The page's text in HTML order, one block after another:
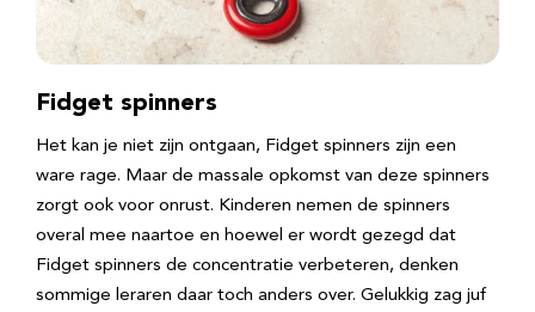
Fidget spinners
Het kan je niet zijn ontgaan, Fidget spinners zijn een
ware rage. Maar de massale opkomst van deze spinners
zorgt ook voor onrust. Kinderen nemen de spinners
overal mee naartoe en hoewel er wordt gezegd dat
Fidget spinners de concentratie verbeteren, denken
sommige leraren daar toch anders over. Gelukkig zag juf